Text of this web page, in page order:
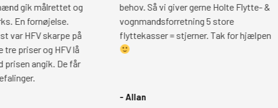
og
på
HFV lå
De får
behov. Så vi giver gerne Holte Flytte- &
vognmandsforretning 5 store
flyttekasser = stjerner. Tak for hjælpen